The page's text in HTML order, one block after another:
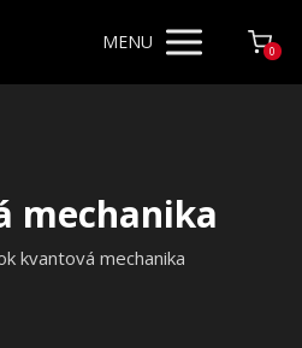
MENU 0
mechanika
kvantová mechanika